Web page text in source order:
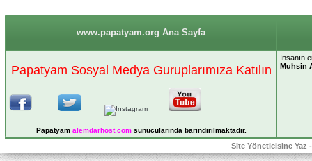
www.papatyam.org Ana Sayfa
Papatyam Sosyal Medya Guruplarımıza Katılın
Papatyam alemdarhost.comsunucularında barındırılmaktadır.
İnsanın
Muhsin
Site Yöneticisine Yaz